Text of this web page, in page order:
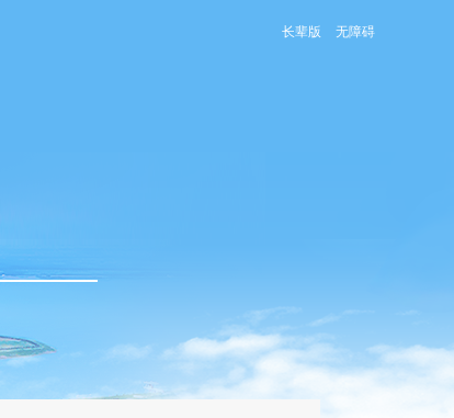
长辈版 无障碍